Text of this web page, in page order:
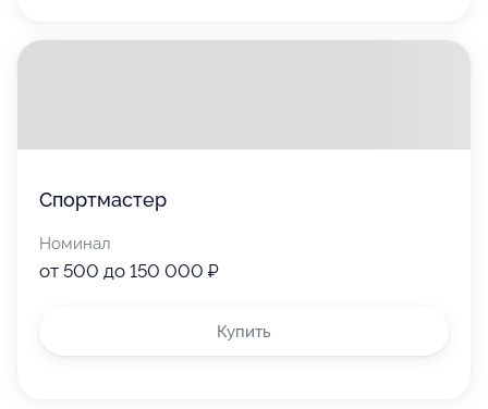
Воспользуйтесь для оплаты товаров
Спортмастер
Номинал
от 500 до 150 000 ₽
Купить